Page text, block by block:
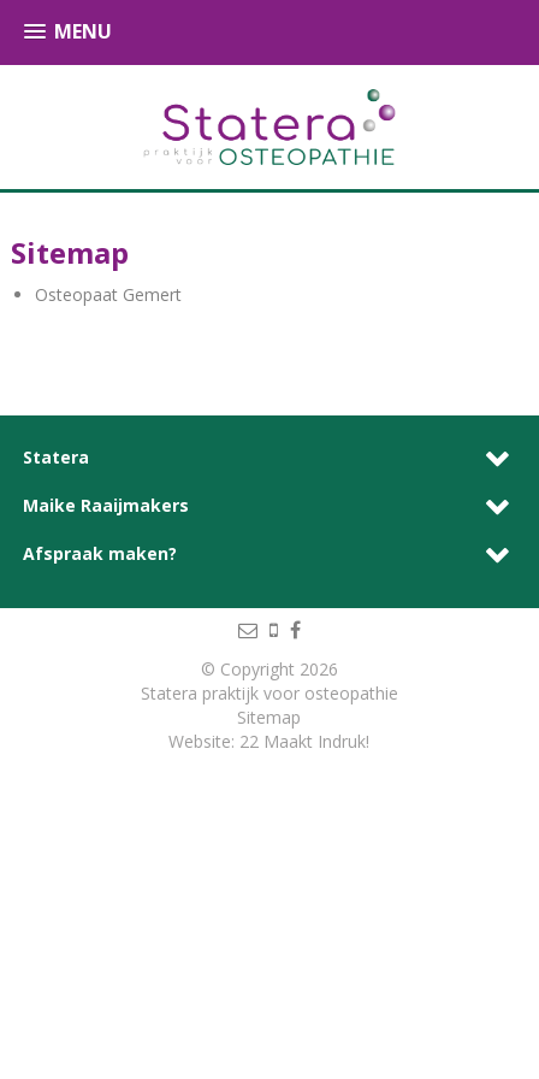
MENU
Sitemap
Osteopaat Gemert
Statera
Maike Raaijmakers
Afspraak maken?
© Copyright 2026
Statera praktijk voor osteopathie
Sitemap
Website: 22 Maakt Indruk!